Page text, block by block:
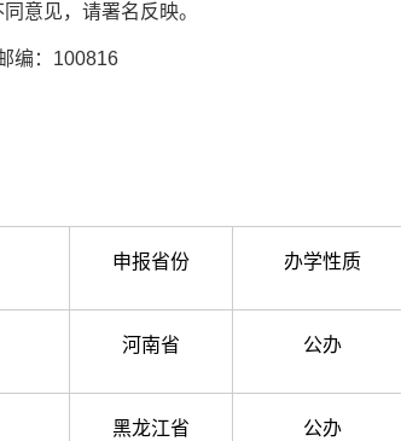
意见，请署名反映。
编：100816
申报省份 办学性质
河南省 公办
黑龙江省 公办